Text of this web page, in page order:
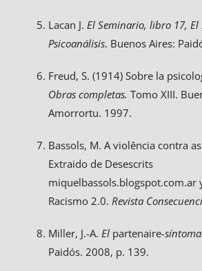
Lacan J. El Seminario, libro 17, El
Psicoanálisis. Buenos Aires:
Freud, S. (1914) Sobre la
Obras completas. Tomo XIII.
Amorrortu. 1997.
Bassols, M. A violência contra
Extraido de Desescrits
miquelbassols.blogspot.com.ar
Racismo 2.0. Revista
Miller, J.-A. El partenaire-síntoma.
Paidós. 2008, p. 139.